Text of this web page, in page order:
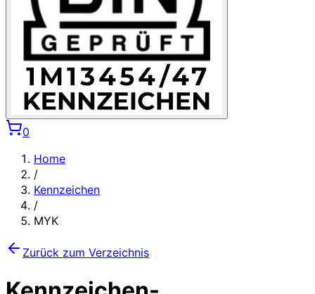
0
Home
/
Kennzeichen
/
MYK
Zurück zum Verzeichnis